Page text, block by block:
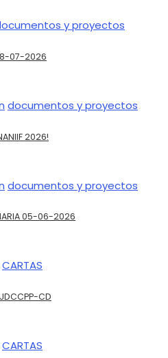
y proyectos
18-07-2026
documentos y proyectos
2026!
documentos y proyectos
05-06-2026
CARTAS
CD
CARTAS